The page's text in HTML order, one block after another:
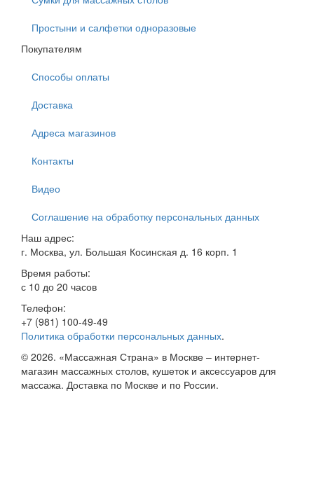
Простыни и салфетки одноразовые
Покупателям
Способы оплаты
Доставка
Адреса магазинов
Контакты
Видео
Соглашение на обработку персональных данных
Наш адрес:
г. Москва, ул. Большая Косинская д. 16 корп. 1
Время работы:
с 10 до 20 часов
Телефон:
+7 (981) 100-49-49
Политика обработки персональных данных.
© 2026. «Массажная Страна» в Москве – интернет-
магазин массажных столов, кушеток и аксессуаров для
массажа. Доставка по Москве и по России.